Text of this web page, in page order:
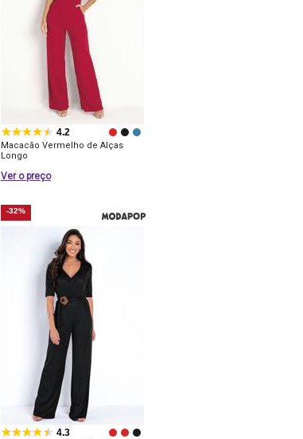
4.2
Macacão Vermelho de Alças
Longo
Ver o preço
-32%
4.3